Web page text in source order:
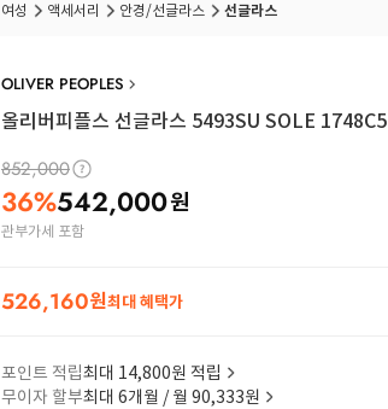
여성 액세서리 안경/선글라스 선글라스
OLIVER PEOPLES
올리버피플스 선글라스 5493SU SOLE 1748C5
852,000
36%542,000원
관부가세 포함
526,160원최대 혜택가
포인트 적립최대 14,800원 적립
무이자 할부최대 6개월 / 월 90,333원